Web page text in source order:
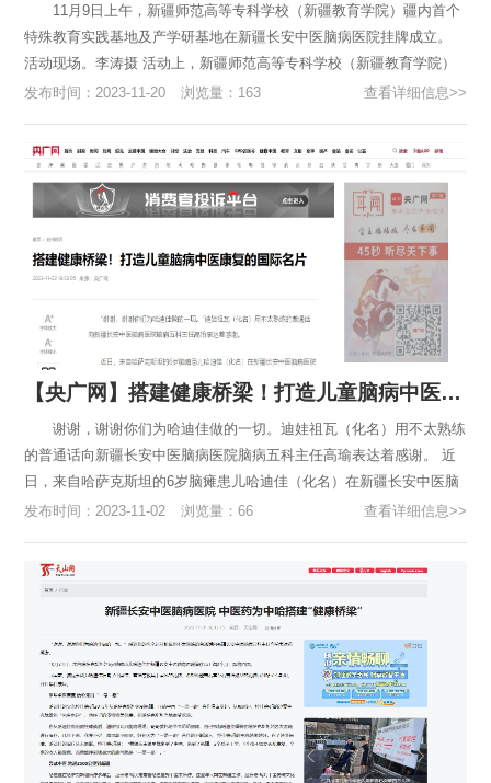
11月9日上午，新疆师范高等专科学校（新疆教育学院）疆内首个
特殊教育实践基地及产学研基地在新疆长安中医脑病医院挂牌成立。
活动现场。李涛摄 活动上，新疆师范高等专科学校（新疆教育学院）
特殊教育实践基地、产学研基地在新疆长安中医脑病医院授牌成立...
发布时间：2023-11-20 浏览量：163 查看详细信息>>
【央广网】搭建健康桥梁！打造儿童脑病中医康复的国际名片
谢谢，谢谢你们为哈迪佳做的一切。迪娃祖瓦（化名）用不太熟练
的普通话向新疆长安中医脑病医院脑病五科主任高瑜表达着感谢。 近
日，来自哈萨克斯坦的6岁脑瘫患儿哈迪佳（化名）在新疆长安中医脑
病医院治疗马上满3个月，即将回国。 治疗期间，在医生、康复...
发布时间：2023-11-02 浏览量：66 查看详细信息>>